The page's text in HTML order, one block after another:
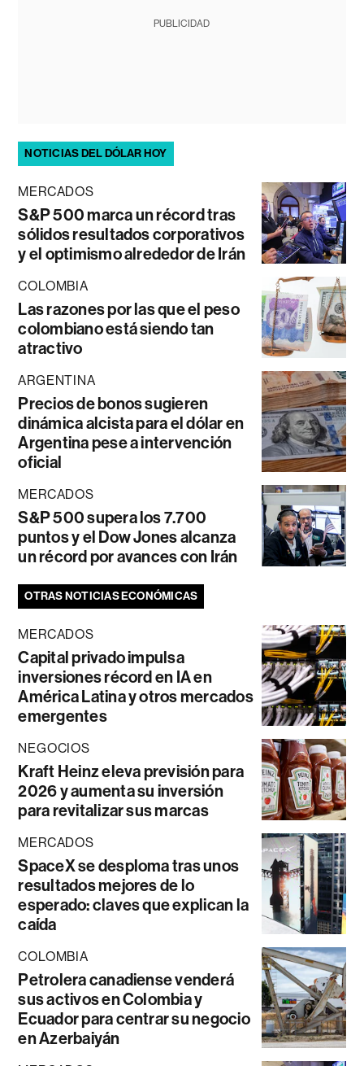
PUBLICIDAD
NOTICIAS DEL DÓLAR HOY
MERCADOS
S&P 500 marca un récord tras
sólidos resultados corporativos
y el optimismo alrededor de Irán
COLOMBIA
Las razones por las que el peso
colombiano está siendo tan
atractivo
ARGENTINA
Precios de bonos sugieren
dinámica alcista para el dólar en
Argentina pese a intervención
oficial
MERCADOS
S&P 500 supera los 7.700
puntos y el Dow Jones alcanza
un récord por avances con Irán
OTRAS NOTICIAS ECONÓMICAS
MERCADOS
Capital privado impulsa
inversiones récord en IA en
América Latina y otros mercados
emergentes
NEGOCIOS
Kraft Heinz eleva previsión para
2026 y aumenta su inversión
para revitalizar sus marcas
MERCADOS
SpaceX se desploma tras unos
resultados mejores de lo
esperado: claves que explican la
caída
COLOMBIA
Petrolera canadiense venderá
sus activos en Colombia y
Ecuador para centrar su negocio
en Azerbaiyán